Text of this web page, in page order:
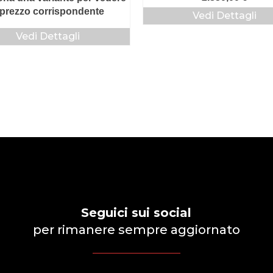
corrispondente
Vedi Dettagli
Vedi Dettagli
Seguici sui social
per rimanere sempre aggiornato